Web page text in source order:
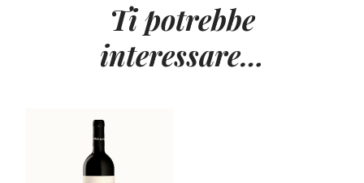
Ti potrebbe
interessare…